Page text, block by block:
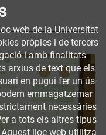
web de la Universitat
pròpies i de tercers
i amb finalitats
arxius de text que els
en pugui fer un ús
emmagatzemar
necessàries
a tots els altres tipus
lloc web utilitza